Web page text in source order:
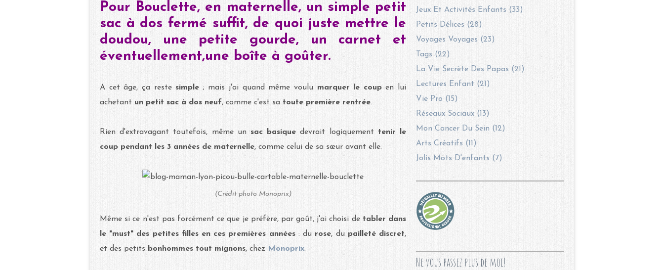
Pour Bouclette, en maternelle, un simple petit
sac à dos fermé suffit, de quoi juste mettre le
doudou, une petite gourde, un carnet et
éventuellement,une boîte à goûter.
A cet âge, ça restesimple ; mais j'ai quand même voulu marquer le coupen lui
achetant un petit sac à dos neuf, comme c'est sa toute première rentrée.
Rien d'extravagant toutefois, même un sac basique devrait logiquement tenir le
coup pendant les 3 années de maternelle, comme celui de sa sœur avant elle.
(Crédit photo Monoprix)
Même si ce n'est pas forcément ce que je préfère, par goût, j'ai choisi de tabler dans
le "must" des petites filles en ces premières années: du rose, du pailleté discret,
et des petits bonhommes tout mignons, chez Monoprix.
Jeux Et Activités Enfants (33)
Petits Délices (28)
Voyages Voyages (23)
Tags (22)
La Vie Secrète Des Papas (21)
Lectures Enfant (21)
Vie Pro (15)
Réseaux Sociaux (13)
Mon Cancer Du Sein (12)
Arts Créatifs (11)
Jolis Mots D'enfants (7)
Ne vous passez plus de moi!